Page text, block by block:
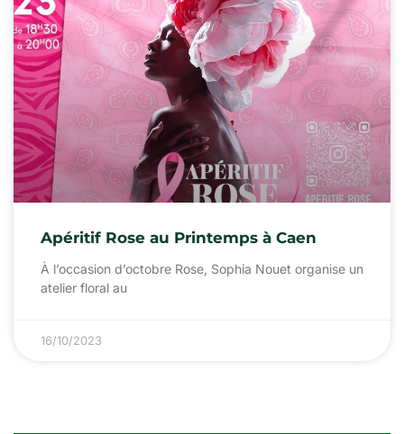
Apéritif Rose au Printemps à Caen
À l’occasion d’octobre Rose, Sophia Nouet organise un
atelier floral au
16/10/2023